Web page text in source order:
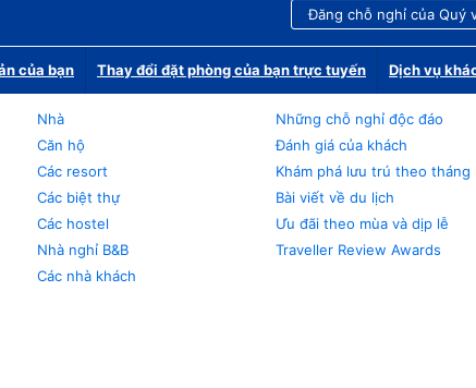
Đăng chỗ nghỉ của Quý
của bạn Thay đổi đặt phòng của bạn trực tuyến Dịch vụ
Nhà
Căn hộ
Các resort
Các biệt thự
Các hostel
Nhà nghỉ B&B
Các nhà khách
Những chỗ nghỉ độc đáo
Đánh giá của khách
Khám phá lưu trú theo tháng
Bài viết về du lịch
Ưu đãi theo mùa và dịp lễ
Traveller Review Awards